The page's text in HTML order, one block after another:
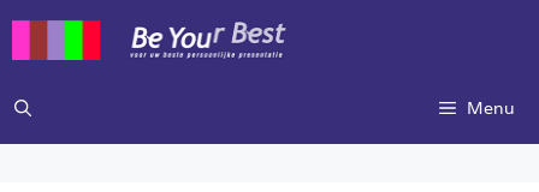
inhoud
Menu